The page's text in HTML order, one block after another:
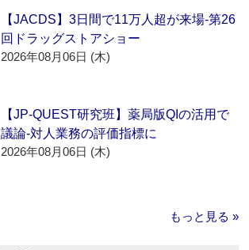
【JACDS】3日間で11万人超が来場‐第26
回ドラッグストアショー
2026年08月06日 (木)
【JP-QUEST研究班】薬局版QIの活用で
議論‐対人業務の評価指標に
2026年08月06日 (木)
もっと見る »